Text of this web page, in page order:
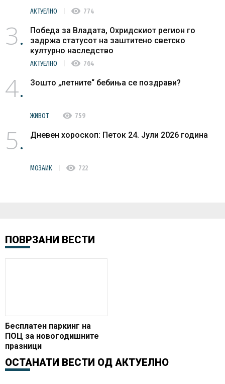
АКТУЕЛНО visibility 774
3
Победа за Владата, Охридскиот регион го
задржа статусот на заштитено светско
културно наследство
АКТУЕЛНО visibility 764
4 Зошто „летните“ бебиња се поздрави?
ЖИВОТ visibility 759
5 Дневен хороскоп: Петок 24. Јули 2026 година
МОЗАИК visibility 722
ПОВРЗАНИ ВЕСТИ
Бесплатен паркинг на
ПОЦ за новогодишните
празници
ОСТАНАТИ ВЕСТИ ОД АКТУЕЛНО